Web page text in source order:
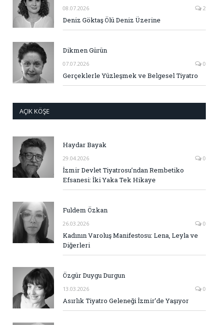
08.07.2026 2
Deniz Göktaş Ölü Deniz Üzerine
Dikmen Gürün
07.07.2026 0
Gerçeklerle Yüzleşmek ve Belgesel Tiyatro
AÇIK KÖŞE
Haydar Bayak
29.04.2026 0
İzmir Devlet Tiyatrosu’ndan Rembetiko
Efsanesi: İki Yaka Tek Hikaye
Fuldem Özkan
26.03.2026 0
Kadının Varoluş Manifestosu: Lena, Leyla ve
Diğerleri
Özgür Duygu Durgun
13.03.2026 0
Asırlık Tiyatro Geleneği İzmir’de Yaşıyor